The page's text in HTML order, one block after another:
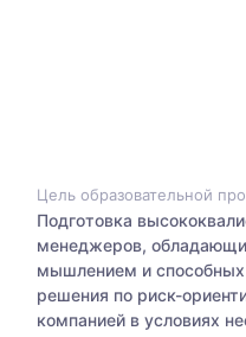
Цель образовательной
Подготовка
менеджеров,
мышлением и
решения по риск-
компанией в условиях